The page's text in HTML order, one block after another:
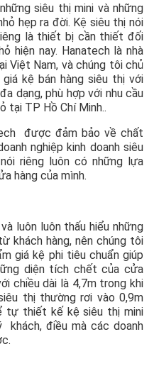
siêu thị mini và những
hẹp ra đời. Kệ siêu thị nói
là thiết bị cần thiết đối
hiện nay. Hanatech là nhà
Việt Nam, và chúng tôi chủ
kệ bán hàng siêu thị với
dạng, phù hợp với nhu cầu
tại TP Hồ Chí Minh..
được đảm bảo về chất
nghiệp kinh doanh siêu
riêng luôn có những lựa
hàng của mình.
luôn luôn thấu hiểu những
khách hàng, nên chúng tôi
giá kệ phi tiêu chuẩn giúp
diện tích chết của cửa
chiều dài là 4,7m trong khi
thị thường rơi vào 0,9m
tự thiết kế kệ siêu thị mini
khách, điều mà các doanh